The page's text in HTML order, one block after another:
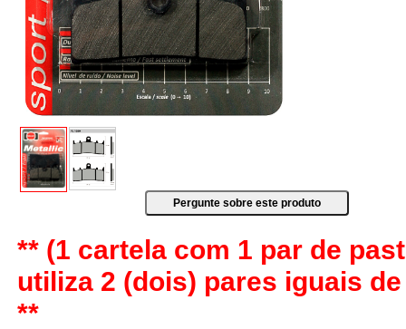
** (1 cartela com 1 par de
utiliza 2 (dois) pares iguais
**